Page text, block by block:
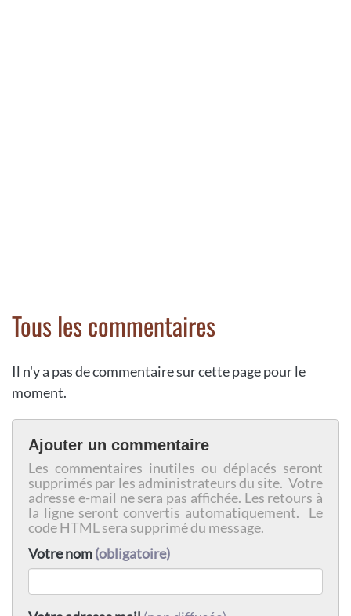
Tous les commentaires
Il n'y a pas de commentaire sur cette page pour le
moment.
Ajouter un commentaire
Les commentaires inutiles ou déplacés seront
supprimés par les administrateurs du site. Votre
adresse e-mail ne sera pas affichée. Les retours à
la ligne seront convertis automatiquement. Le
code HTML sera supprimé du message.
Votre nom(obligatoire)